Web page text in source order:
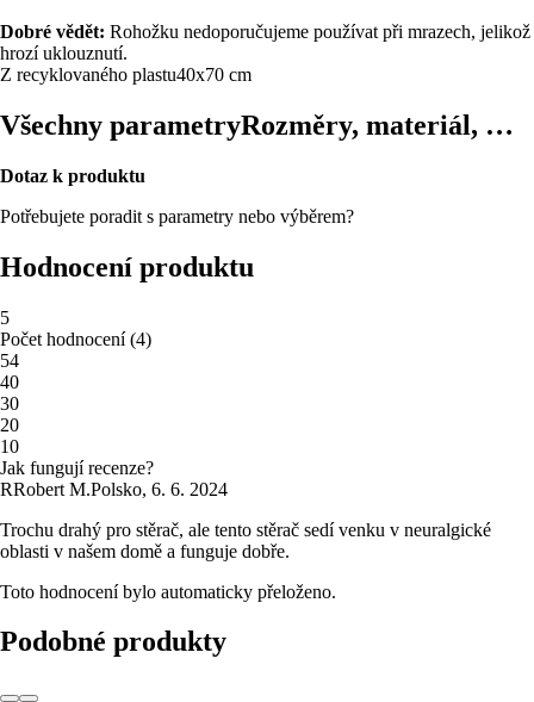
Dobré vědět: Rohožku nedoporučujeme používat při mrazech, jelikož
hrozí uklouznutí.
Z recyklovaného plastu40x70 cm
Všechny parametryRozměry, materiál, …
Dotaz k produktu
Potřebujete poradit s parametry nebo výběrem?
Hodnocení produktu
5
Počet hodnocení(4)
54
40
30
20
10
Jak fungují recenze?
RRobert M.Polsko, 6. 6. 2024
Trochu drahý pro stěrač, ale tento stěrač sedí venku v neuralgické
oblasti v našem domě a funguje dobře.
Toto hodnocení bylo automaticky přeloženo.
Podobné produkty